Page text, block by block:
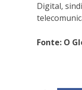
Digital,
Fonte: O